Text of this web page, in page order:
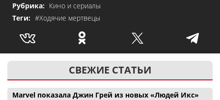
Рубрика: Кино и сериалы
Теги: #Ходячие мертвецы
СВЕЖИЕ СТАТЬИ
Marvel показала Джин Грей из новых «Людей Икс»